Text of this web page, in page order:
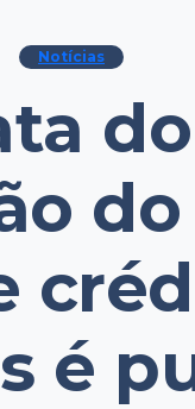
Notícias
do
do
é